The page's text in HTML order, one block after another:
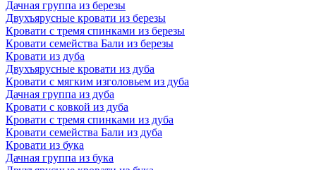
Дачная группа из березы
Двухъярусные кровати из березы
Кровати с тремя спинками из березы
Кровати семейства Бали из березы
Кровати из дуба
Двухъярусные кровати из дуба
Кровати с мягким изголовьем из дуба
Дачная группа из дуба
Кровати с ковкой из дуба
Кровати с тремя спинками из дуба
Кровати семейства Бали из дуба
Кровати из бука
Дачная группа из бука